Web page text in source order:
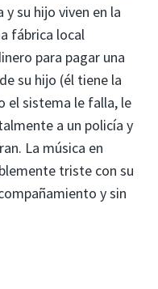
su hijo viven en la
fábrica local
para pagar una
su hijo (él tiene la
el sistema le falla, le
a un policía y
La música en
triste con su
y sin